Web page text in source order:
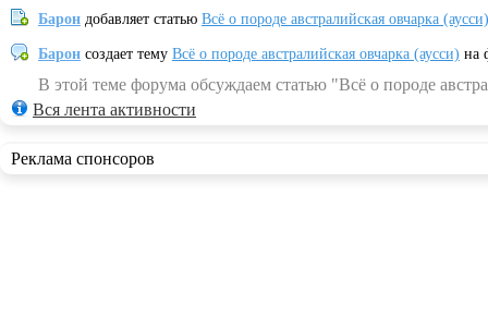
Барон добавляет статью Всё о породе австралийская овчарка (аусси)
Барон создает тему Всё о породе австралийская овчарка (аусси) на
В этой теме форума обсуждаем статью "Всё о породе
Вся лента активности
Реклама спонсоров